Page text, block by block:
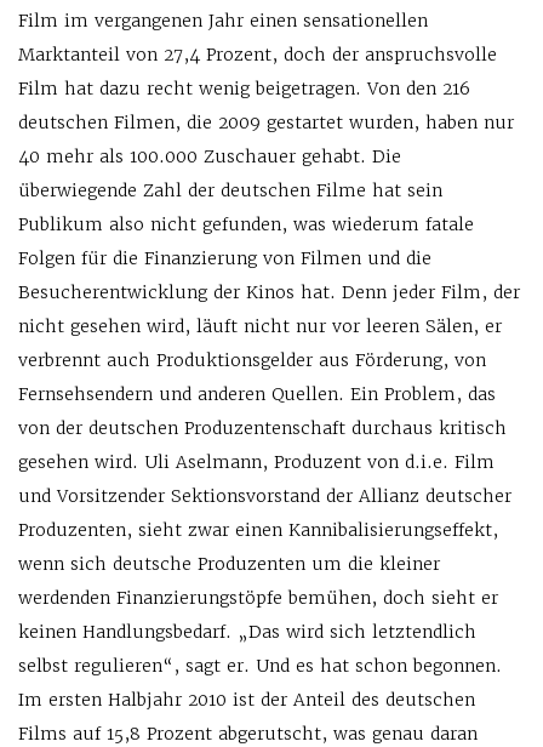
Film im vergangenen Jahr einen sensationellen
Marktanteil von 27,4 Prozent, doch der anspruchsvolle
Film hat dazu recht wenig beigetragen. Von den 216
deutschen Filmen, die 2009 gestartet wurden, haben nur
40 mehr als 100.000 Zuschauer gehabt. Die
überwiegende Zahl der deutschen Filme hat sein
Publikum also nicht gefunden, was wiederum fatale
Folgen für die Finanzierung von Filmen und die
Besucherentwicklung der Kinos hat. Denn jeder Film, der
nicht gesehen wird, läuft nicht nur vor leeren Sälen, er
verbrennt auch Produktionsgelder aus Förderung, von
Fernsehsendern und anderen Quellen. Ein Problem, das
von der deutschen Produzentenschaft durchaus kritisch
gesehen wird. Uli Aselmann, Produzent von d.i.e. Film
und Vorsitzender Sektionsvorstand der Allianz deutscher
Produzenten, sieht zwar einen Kannibalisierungseffekt,
wenn sich deutsche Produzenten um die kleiner
werdenden Finanzierungstöpfe bemühen, doch sieht er
keinen Handlungsbedarf. „Das wird sich letztendlich
selbst regulieren“, sagt er. Und es hat schon begonnen.
Im ersten Halbjahr 2010 ist der Anteil des deutschen
Films auf 15,8 Prozent abgerutscht, was genau daran